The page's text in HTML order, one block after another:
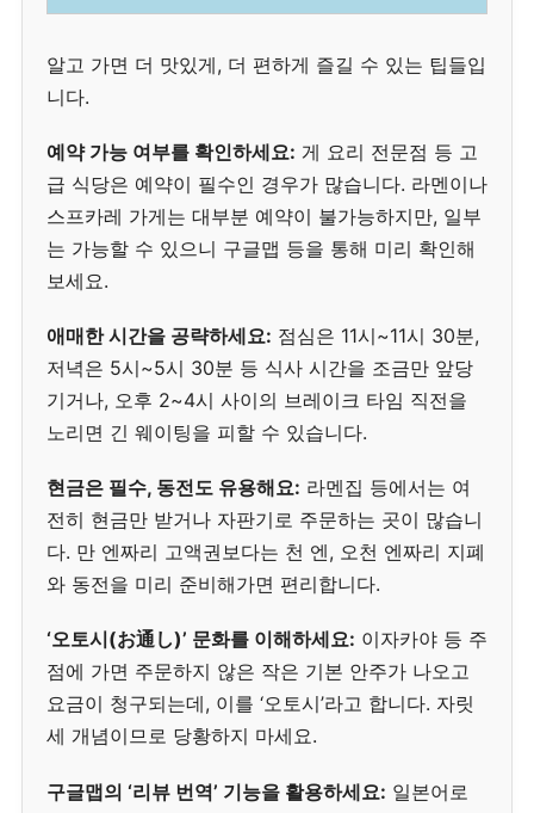
알고 가면 더 맛있게, 더 편하게 즐길 수 있는 팁들입
니다.
예약 가능 여부를 확인하세요: 게 요리 전문점 등 고
급 식당은 예약이 필수인 경우가 많습니다. 라멘이나
스프카레 가게는 대부분 예약이 불가능하지만, 일부
는 가능할 수 있으니 구글맵 등을 통해 미리 확인해
보세요.
애매한 시간을 공략하세요: 점심은 11시~11시 30분,
저녁은 5시~5시 30분 등 식사 시간을 조금만 앞당
기거나, 오후 2~4시 사이의 브레이크 타임 직전을
노리면 긴 웨이팅을 피할 수 있습니다.
현금은 필수, 동전도 유용해요: 라멘집 등에서는 여
전히 현금만 받거나 자판기로 주문하는 곳이 많습니
다. 만 엔짜리 고액권보다는 천 엔, 오천 엔짜리 지폐
와 동전을 미리 준비해가면 편리합니다.
‘오토시(お通し)’ 문화를 이해하세요: 이자카야 등 주
점에 가면 주문하지 않은 작은 기본 안주가 나오고
요금이 청구되는데, 이를 ‘오토시’라고 합니다. 자릿
세 개념이므로 당황하지 마세요.
구글맵의 ‘리뷰 번역’ 기능을 활용하세요: 일본어로